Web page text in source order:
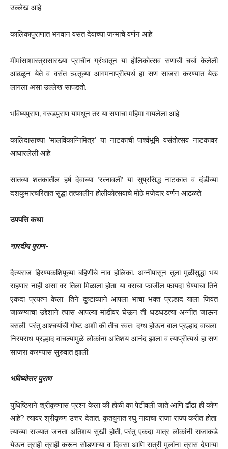
उल्लेख आहे.
कालिकापुराणात भगवान वसंत देवाच्या जन्माचे वर्णन आहे.
मीमांसाशास्त्रासारख्या प्राचीन ग्रंथातून या होलिकोत्सव सणाची चर्चा केलेली
आढळून येते व वसंत ऋतूच्या आगमनाप्रीत्यर्थ हा सण साजरा करण्यात येऊ
लागला असा उल्लेख सापडतो.
भविष्यपुराण, गरुडपुराण यामधून तर या सणाचा महिमा गायलेला आहे.
कालिदासाच्या ‘मालविकाग्निमित्र’ या नाटकाची पार्श्वभूमि वसंतोत्सव नाटकावर
आधारलेली आहे.
सातव्या शतकातील हर्ष देवाच्या ‘रत्नावली’ या सुप्रसिद्ध नाटकात व दंडीच्या
दशकुमारचरितात सुद्धा तत्कालीन होलीकोत्सवाचे मोठे मजेदार वर्णन आढळते.
उपपत्ति कथा
नारदीय पुराण-
दैत्यराज हिरण्यकशिपूच्या बहिणीचे नाव होलिका. अग्नीपासून तुला मुळीसुद्धा भय
राहणार नाही असा वर तिला मिळाला होता. या वराचा फाजील फायदा घेण्याचा तिने
एकदा प्रयत्न केला. तिने दुष्टाव्याने आपला भाचा भक्त प्रल्हाद याला जिवंत
जाळण्याचा उद्देशाने त्यास आपल्या मांडीवर घेऊन ती धडधडत्या अग्नीत जाऊन
बसली. परंतु आश्चर्याची गोष्ट अशी की तीच स्वतः दग्ध होऊन बाल प्रल्हाद वाचला.
निरपराध प्रल्हाद वाचल्यामुळे लोकांना अतिशय आनंद झाला व त्याप्रीत्यर्थ हा सण
साजरा करण्यास सुरुवात झाली.
भविष्योत्तर पुराण
युधिष्ठिराने श्रीकृष्णास प्रश्न केला की होळी का पेटीवली जाते आणि ढौंढा ही कोण
आहे? त्यावर श्रीकृष्ण उत्तर देतात. कृतयुगात रघु नावाचा राजा राज्य करीत होता.
त्याच्या राज्यात जनता अतिशय सुखी होती, परंतु एकदा मात्र लोकांनी राजाकडे
येऊन त्राही त्राही करून सोडणाऱ्या व दिवसा आणि रात्री मुलांना त्रास देणाऱ्या